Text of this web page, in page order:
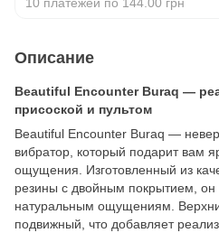
Описание
Beautiful Encounter Buraq —
присоской и пультом
Beautiful Encounter Buraq —
вибратор, который подарит вам
ощущения. Изготовленный из
резины с двойным покрытием,
натуральным ощущениям.
подвижный, что добавляет